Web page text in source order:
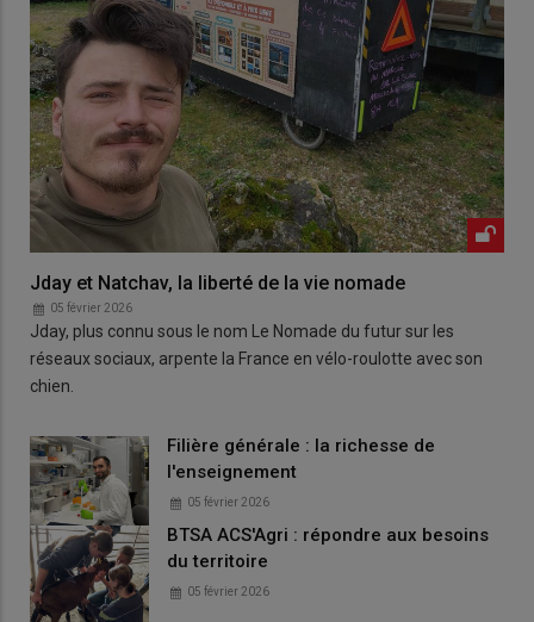
Jday et Natchav, la liberté de la vie nomade
05 février 2026
Jday, plus connu sous le nom Le Nomade du futur sur les
réseaux sociaux, arpente la France en vélo-roulotte avec son
chien.
Filière générale : la richesse de
l'enseignement
05 février 2026
BTSA ACS'Agri : répondre aux besoins
du territoire
05 février 2026